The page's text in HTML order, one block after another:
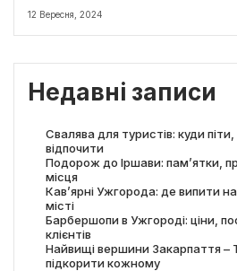
12 Вересня, 2024
Недавні записи
Свалява для туристів: куди
відпочити
Подорож до Іршави: пам’ятки,
місця
Кав’ярні Ужгорода: де випити
місті
Барбершопи в Ужгороді: ціни,
клієнтів
Найвищі вершини Закарпаття –
підкорити кожному